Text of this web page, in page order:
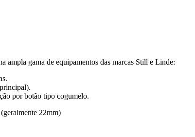
ampla gama de equipamentos das marcas Still e Linde:
por botão tipo cogumelo.
22mm)